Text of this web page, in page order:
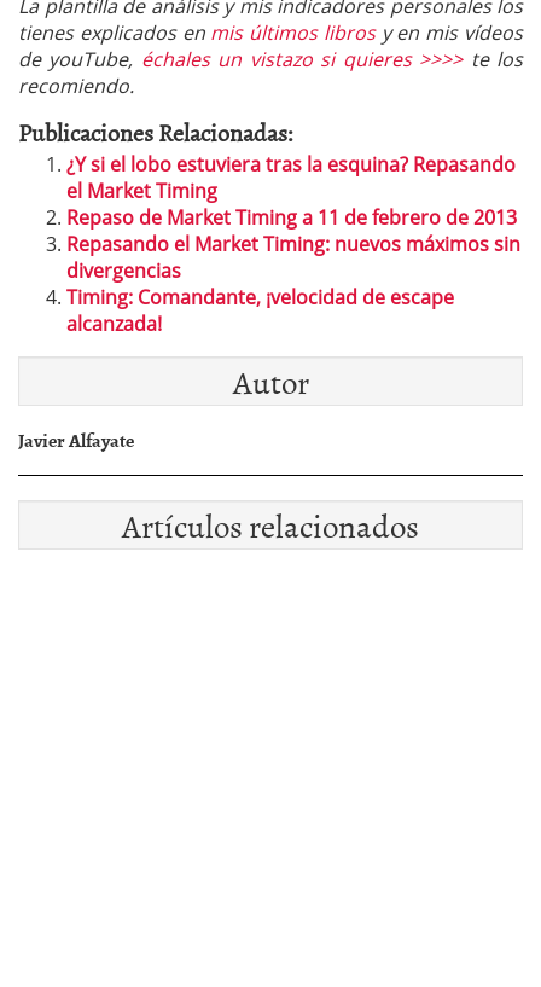
La plantilla de análisis y mis indicadores personales los
tienes explicados en mis últimos librosy en mis vídeos
de youTube, échales un vistazo si quieres >>>>te los
recomiendo.
Publicaciones Relacionadas:
¿Y si el lobo estuviera tras la esquina? Repasando
el Market Timing
Repaso de Market Timing a 11 de febrero de 2013
Repasando el Market Timing: nuevos máximos sin
divergencias
Timing: Comandante, ¡velocidad de escape
alcanzada!
Autor
Javier Alfayate
Artículos relacionados